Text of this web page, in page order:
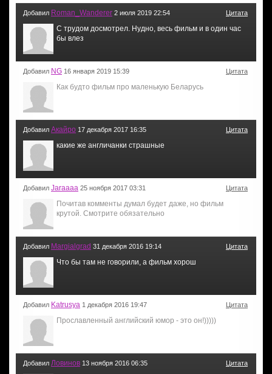
Добавил Roman_Wanderer 2 июля 2019 22:54 Цитата
С трудом досмотрел. Нудно, весь фильм и в один час
бы влез
Добавил NG 16 января 2019 15:39 Цитата
Как будто фильм про маленькую Беларусь
Добавил Акайро 17 декабря 2017 16:35 Цитата
какие же англичанки страшные
Добавил Jaraaaa 25 ноября 2017 03:31 Цитата
Почитав комменты думал будет даже, но фильм
крутой. Смотрите обязательно
Добавил Margialgrad 31 декабря 2016 19:14 Цитата
Что бы там не говорили, а фильм хорош
Добавил Katrusya 1 декабря 2016 19:47 Цитата
Прославленный английский юмор - это он!)))))
Добавил Ловинов 13 ноября 2016 06:35 Цитата